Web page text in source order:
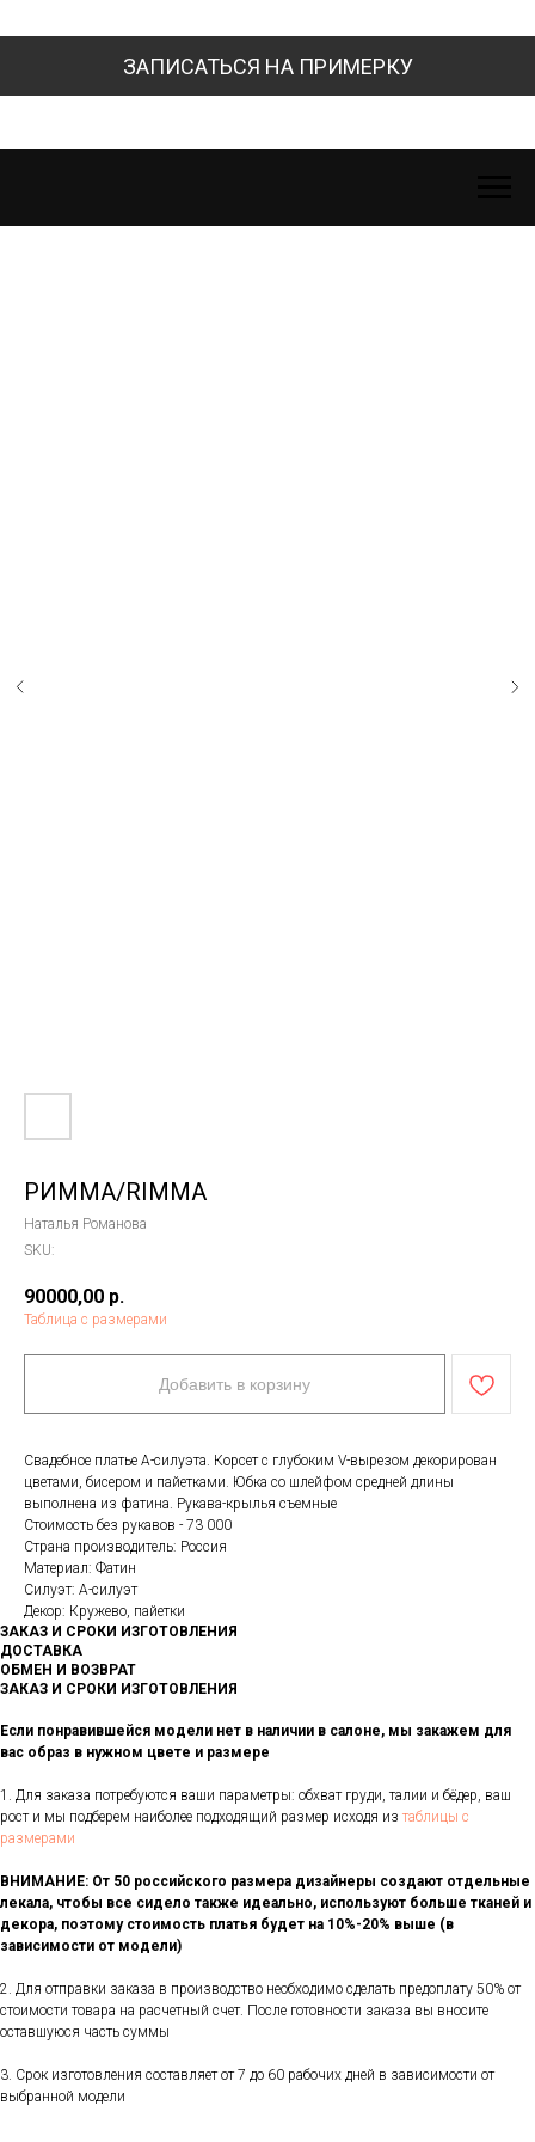
ЗАПИСАТЬСЯ НА ПРИМЕРКУ
РИММА/RIMMA
Наталья Романова
SKU:
90000,00 р.
Таблица с размерами
Добавить в корзину
Свадебное платье А-силуэта. Корсет с глубоким V-вырезом декорирован
цветами, бисером и пайетками. Юбка со шлейфом средней длины
выполнена из фатина. Рукава-крылья съемные
Стоимость без рукавов - 73 000
Страна производитель: Россия
Материал: Фатин
Силуэт: А-силуэт
Декор: Кружево, пайетки
ЗАКАЗ И СРОКИ ИЗГОТОВЛЕНИЯ
ДОСТАВКА
ОБМЕН И ВОЗВРАТ
ЗАКАЗ И СРОКИ ИЗГОТОВЛЕНИЯ
Если понравившейся модели нет в наличии в салоне, мы закажем для
вас образ в нужном цвете и размере
1. Для заказа потребуются ваши параметры: обхват груди, талии и бёдер, ваш
рост и мы подберем наиболее подходящий размер исходя из таблицы с
размерами
ВНИМАНИЕ: От 50 российского размера дизайнеры создают отдельные
лекала, чтобы все сидело также идеально, используют больше тканей и
декора, поэтому стоимость платья будет на 10%-20% выше (в
зависимости от модели)
2. Для отправки заказа в производство необходимо сделать предоплату 50% от
стоимости товара на расчетный счет. После готовности заказа вы вносите
оставшуюся часть суммы
3. Срок изготовления составляет от 7 до 60 рабочих дней в зависимости от
выбранной модели